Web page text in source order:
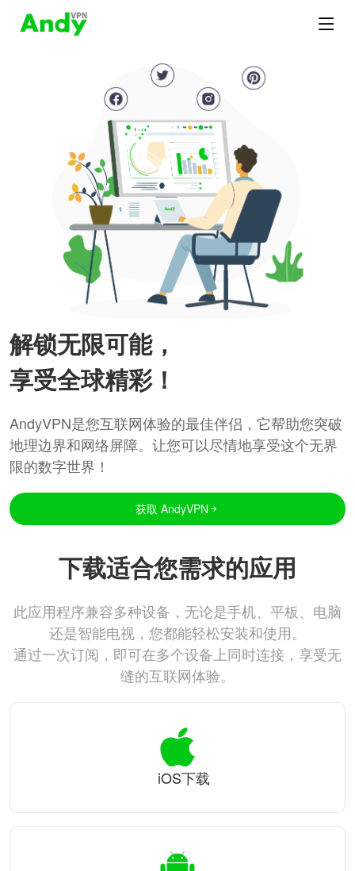
解锁无限可能，
享受全球精彩！
AndyVPN是您互联网体验的最佳伴侣，它帮助您突破
地理边界和网络屏障。让您可以尽情地享受这个无界
限的数字世界！
获取 AndyVPN
下载适合您需求的应用
此应用程序兼容多种设备，无论是手机、平板、电脑
还是智能电视，您都能轻松安装和使用。
通过一次订阅，即可在多个设备上同时连接，享受无
缝的互联网体验。
iOS下载